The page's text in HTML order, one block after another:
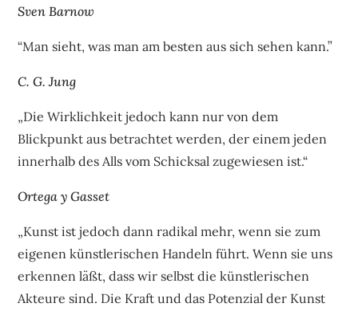
Sven Barnow
“Man sieht, was man am besten aus sich sehen kann.”
C. G. Jung
„Die Wirklichkeit jedoch kann nur von dem
Blickpunkt aus betrachtet werden, der einem jeden
innerhalb des Alls vom Schicksal zugewiesen ist.“
Ortega y Gasset
„Kunst ist jedoch dann radikal mehr, wenn sie zum
eigenen künstlerischen Handeln führt. Wenn sie uns
erkennen läßt, dass wir selbst die künstlerischen
Akteure sind. Die Kraft und das Potenzial der Kunst